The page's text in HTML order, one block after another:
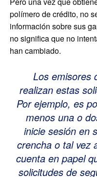
polímero de crédito, no
información sobre sus
no significa que no
han cambiado.
Los emisores
realizan estas
Por ejemplo, es
menos una o
inicie sesión en
crencha o tal vez
cuenta en papel
solicitudes de